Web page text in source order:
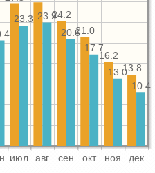
июл авг сен окт ноя дек
13.8
16.2
21.0
24.2
10.4
13.0
17.7
20.6
23.9
23.3